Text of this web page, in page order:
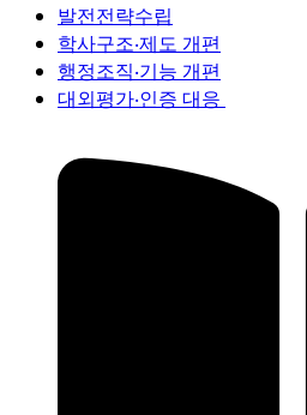
발전전략수립
학사구조‧제도 개편
행정조직‧기능 개편
대외평가‧인증 대응